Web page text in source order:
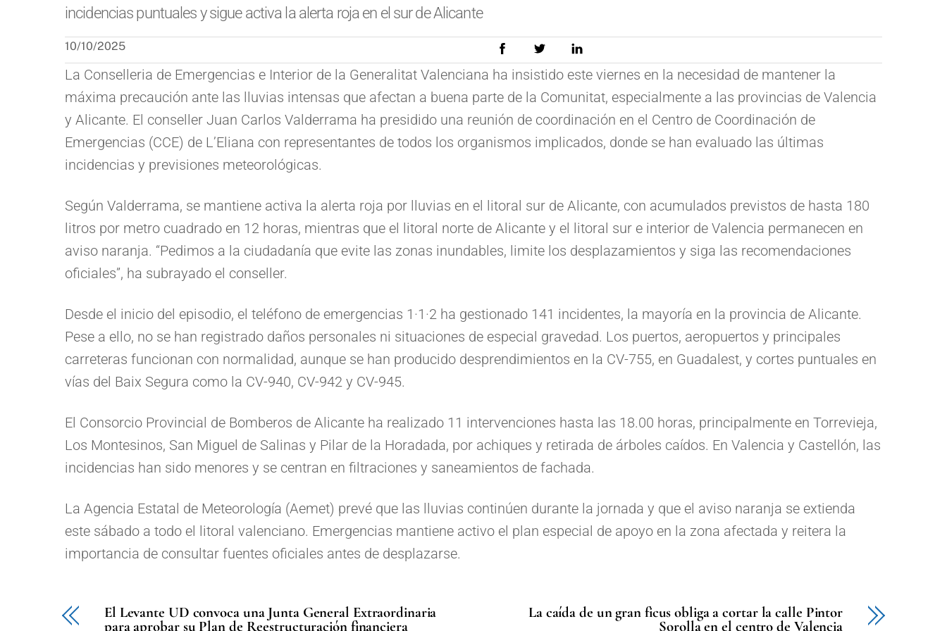
incidencias puntuales y sigue activa la alerta roja en el sur de Alicante
10/10/2025
La Conselleria de Emergencias e Interior de la Generalitat Valenciana ha insistido este viernes en la necesidad de mantener la
máxima precaución ante las lluvias intensas que afectan a buena parte de la Comunitat, especialmente a las provincias de Valencia
y Alicante. El conseller Juan Carlos Valderrama ha presidido una reunión de coordinación en el Centro de Coordinación de
Emergencias (CCE) de L’Eliana con representantes de todos los organismos implicados, donde se han evaluado las últimas
incidencias y previsiones meteorológicas.
Según Valderrama, se mantiene activa la alerta roja por lluvias en el litoral sur de Alicante, con acumulados previstos de hasta 180
litros por metro cuadrado en 12 horas, mientras que el litoral norte de Alicante y el litoral sur e interior de Valencia permanecen en
aviso naranja. “Pedimos a la ciudadanía que evite las zonas inundables, limite los desplazamientos y siga las recomendaciones
oficiales”, ha subrayado el conseller.
Desde el inicio del episodio, el teléfono de emergencias 1·1·2 ha gestionado 141 incidentes, la mayoría en la provincia de Alicante.
Pese a ello, no se han registrado daños personales ni situaciones de especial gravedad. Los puertos, aeropuertos y principales
carreteras funcionan con normalidad, aunque se han producido desprendimientos en la CV-755, en Guadalest, y cortes puntuales en
vías del Baix Segura como la CV-940, CV-942 y CV-945.
El Consorcio Provincial de Bomberos de Alicante ha realizado 11 intervenciones hasta las 18.00 horas, principalmente en Torrevieja,
Los Montesinos, San Miguel de Salinas y Pilar de la Horadada, por achiques y retirada de árboles caídos. En Valencia y Castellón, las
incidencias han sido menores y se centran en filtraciones y saneamientos de fachada.
La Agencia Estatal de Meteorología (Aemet) prevé que las lluvias continúen durante la jornada y que el aviso naranja se extienda
este sábado a todo el litoral valenciano. Emergencias mantiene activo el plan especial de apoyo en la zona afectada y reitera la
importancia de consultar fuentes oficiales antes de desplazarse.
El Levante UD convoca una Junta General Extraordinaria
para aprobar su Plan de Reestructuración financiera
La caída de un gran ficus obliga a cortar la calle Pintor
Sorolla en el centro de Valencia